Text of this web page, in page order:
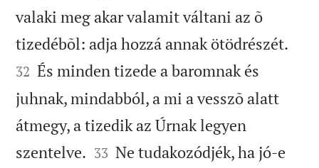
valaki meg akar valamit váltani az õ
tizedébõl: adja hozzá annak ötödrészét.
32 És minden tizede a baromnak és
juhnak, mindabból, a mi a vesszõ alatt
átmegy, a tizedik az Úrnak legyen
szentelve. 

33 Ne tudakozódjék, ha jó-e